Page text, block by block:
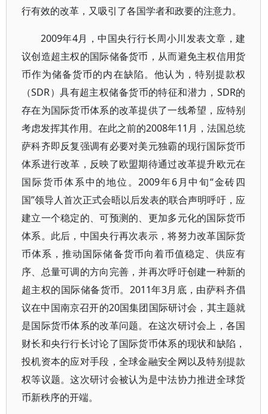
行有效的改革，又吸引了各国学者和政要的注意力。
2009年4月，中国央行行长周小川发表文章，建
议创造超主权的国际储备货币，从而避免主权信用货
币作为储备货币的内在缺陷。他认为，特别提款权
（SDR）具有超主权储备货币的特征和潜力，SDR的
存在为国际货币体系的改革提供了一线希望，应特别
考虑发挥其作用。在此之前的2008年11月，法国总统
萨科齐即反复强调有必要对美元独霸的现行国际货币
体系进行改革，反映了欧盟期待通过改革提升欧元在
国际货币体系中的地位。2009年6月中旬“金砖四
国”领导人首次正式会晤以后发表的联合声明呼吁，应
建立一个稳定的、可预测的、更加多元化的国际货币
体系。此后，中国央行再次表示，将努力改革国际货
币体系，推动国际储备货币向着币值稳定、供应有
序、总量可调的方向完善，并再次呼吁创建一种新的
超主权的国际储备货币。2011年3月底，由萨科齐倡
议在中国南京召开的20国集团国际研讨会，其主题就
是国际货币体系的改革问题。在这次研讨会上，各国
财长和央行行长讨论了国际货币体系的现状和缺陷，
投机资本的应对手段，全球金融安全网以及特别提款
权等议题。这次研讨会被认为是中法协力推进全球货
币新秩序的开端。